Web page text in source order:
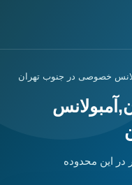
خصوصی در جنوب تهران
در این محدوده